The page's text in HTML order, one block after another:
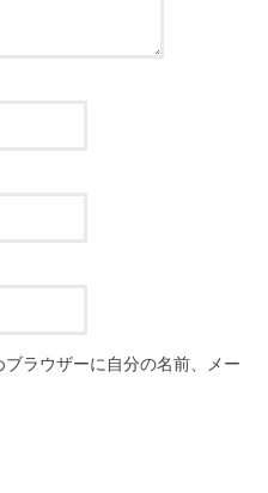
ラウザーに自分の名前、メー